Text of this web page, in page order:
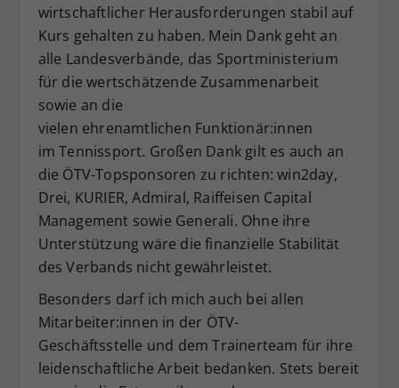
wirtschaftlicher Herausforderungen stabil auf
Kurs gehalten zu haben. Mein Dank geht an
alle Landesverbände, das Sportministerium
für die wertschätzende Zusammenarbeit
sowie an die
vielen ehrenamtlichen Funktionär:innen
im Tennissport. Großen Dank gilt es auch an
die ÖTV-Topsponsoren zu richten: win2day,
Drei, KURIER, Admiral, Raiffeisen Capital
Management sowie Generali. Ohne ihre
Unterstützung wäre die finanzielle Stabilität
des Verbands nicht gewährleistet.
Besonders darf ich mich auch bei allen
Mitarbeiter:innen in der ÖTV-
Geschäftsstelle und dem Trainerteam für ihre
leidenschaftliche Arbeit bedanken. Stets bereit